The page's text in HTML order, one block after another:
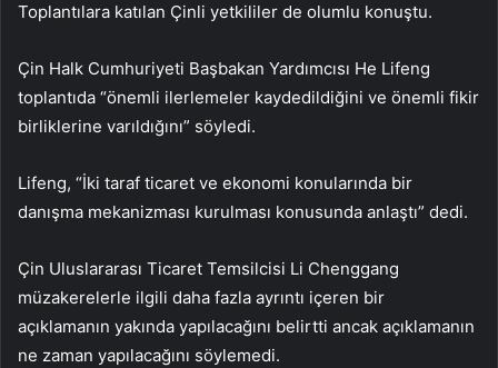
Toplantılara katılan Çinli yetkililer de olumlu konuştu.
Çin Halk Cumhuriyeti Başbakan Yardımcısı He Lifeng
toplantıda “önemli ilerlemeler kaydedildiğini ve önemli fikir
birliklerine varıldığını” söyledi.
Lifeng, “İki taraf ticaret ve ekonomi konularında bir
danışma mekanizması kurulması konusunda anlaştı” dedi.
Çin Uluslararası Ticaret Temsilcisi Li Chenggang
müzakerelerle ilgili daha fazla ayrıntı içeren bir
açıklamanın yakında yapılacağını belirtti ancak açıklamanın
ne zaman yapılacağını söylemedi.